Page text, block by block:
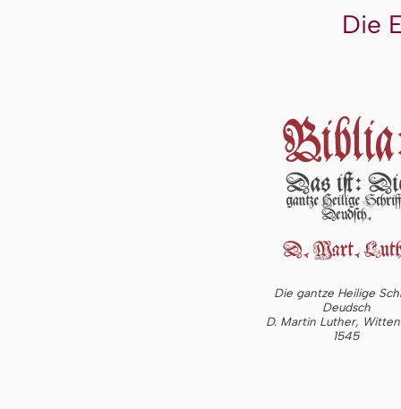
Die
Die gantze Heilige
Deudsch
D. Martin Luther,
1545